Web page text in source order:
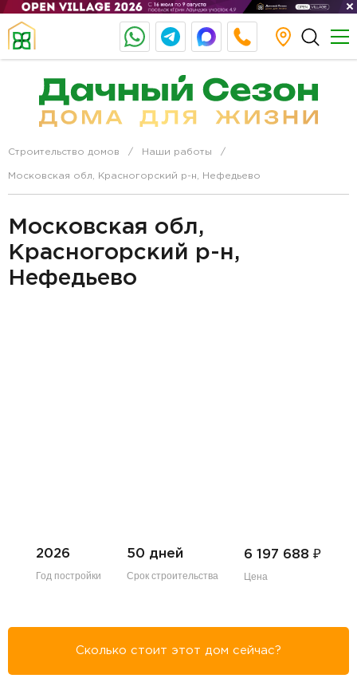
Строительство домов Наши работы
Московская обл, Красногорский р-н, Нефедьево
Московская обл,
Красногорский р-н,
Нефедьево
2026
Год постройки
50 дней
Срок строительства
6 197 688₽
Цена
Сколько стоит этот дом сейчас?